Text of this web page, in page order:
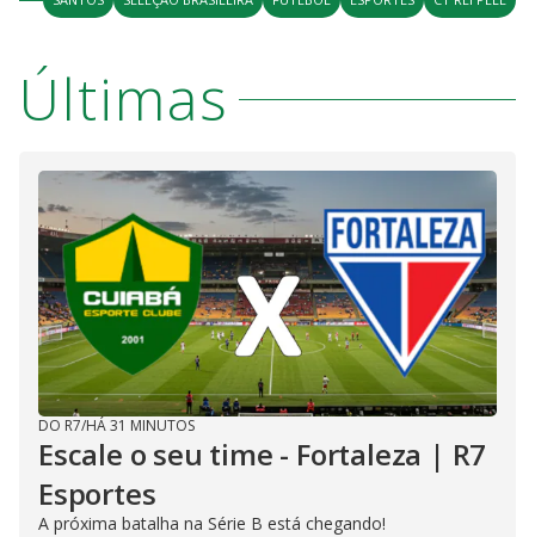
Últimas
DO R7/HÁ 31 MINUTOS
Escale o seu time - Fortaleza | R7
Esportes
A próxima batalha na Série B está chegando!